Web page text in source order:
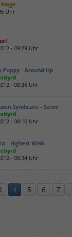
Uhr
- 09:29 Uhr
Puppy - Ground Up
- 08:36 Uhr
Syndicate - Same
- 08:10 Uhr
- Highest Wish
- 08:34 Uhr
4 5 6 7